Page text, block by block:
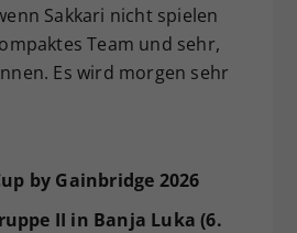
Sakkari nicht spielen
Team und sehr,
Es wird morgen sehr
by Gainbridge 2026
II in Banja Luka (6.